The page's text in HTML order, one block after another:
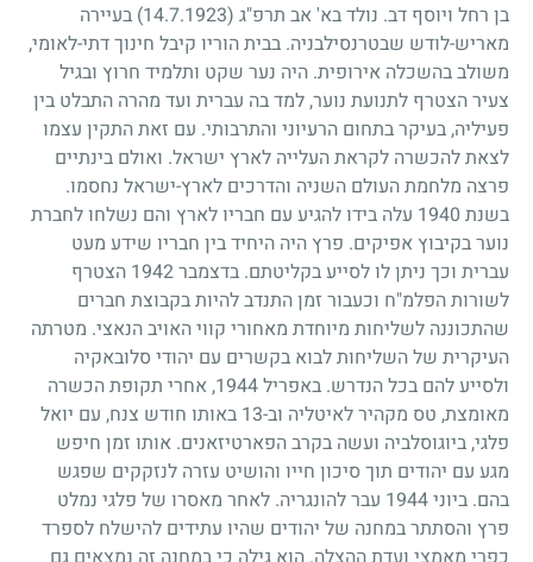
בן רחל ויוסף דב. נולד בא' אב תרפ"ג (14.7.1923)
בעיירה
מאריש-לודש שבטרנסילבניה. בבית הוריו קיבל חינוך דתי-לאומי,
משולב בהשכלה אירופית. היה נער שקט ותלמיד חרוץ ובגיל
צעיר הצטרף לתנועת נוער, למד בה עברית ועד מהרה התבלט בין
פעיליה, בעיקר בתחום הרעיוני והתרבותי. עם זאת התקין עצמו
לצאת להכשרה לקראת העלייה לארץ ישראל. ואולם בינתיים
פרצה מלחמת העולם השניה והדרכים לארץ-ישראל נחסמו.
בשנת 1940 עלה בידו להגיע עם חבריו לארץ והם נשלחו לחברת
נוער בקיבוץ אפיקים. פרץ היה היחיד בין חבריו שידע מעט
עברית וכך ניתן לו לסייע בקליטתם. בדצמבר1942 הצטרף
לשורות הפלמ"ח וכעבור זמן התנדב להיות בקבוצת חברים
שהתכוננה לשליחות מיוחדת מאחורי קווי האויב הנאצי. מטרתה
העיקרית של השליחות לבוא בקשרים עם יהודי סלובאקיה
ולסייע להם בכל הנדרש. באפריל1944, אחרי תקופת הכשרה
מאומצת, טס מקהיר לאיטליה וב-13 באותו חודש צנח, עם יואל
פלגי, ביוגוסלביה ועשה בקרב הפארטיזאנים. אותו זמן חיפש
מגע עם יהודים תוך סיכון חייו והושיט עזרה לנזקקים שפגש
בהם. ביוני1944 עבר להונגריה. לאחר מאסרו של פלגי נמלט
פרץ והסתתר במחנה של יהודים שהיו עתידים להישלח לספרד